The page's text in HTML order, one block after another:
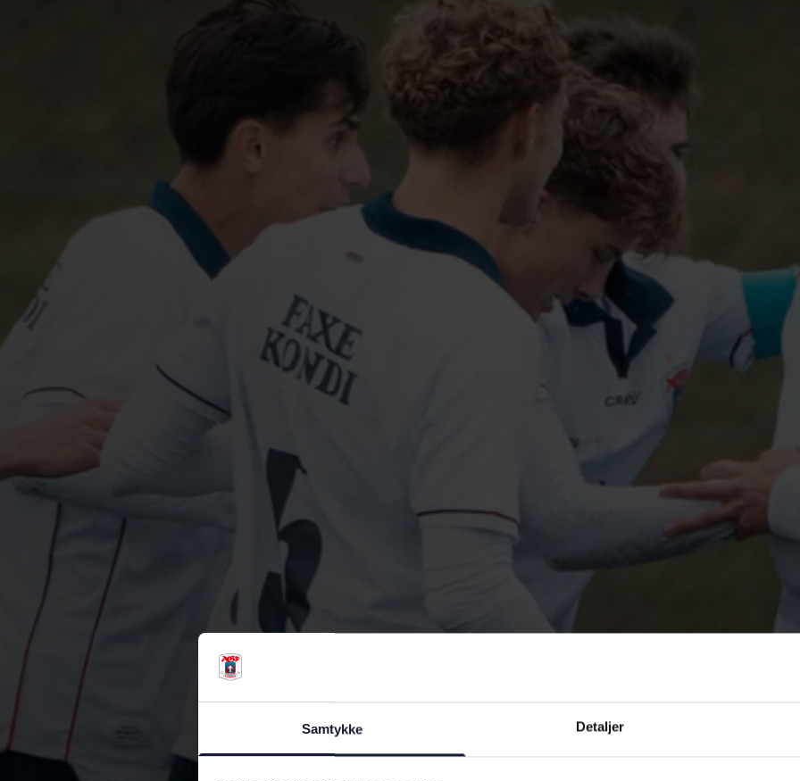
Samtykke Detaljer